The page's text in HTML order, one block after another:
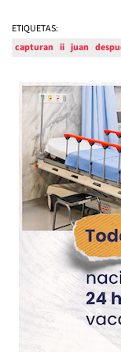
ETIQUETAS:
capturan ii juan